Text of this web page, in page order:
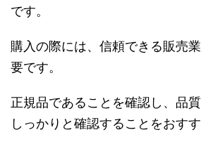
です。
購入の際には、信頼できる販売
要です。
正規品であることを確認し、品
しっかりと確認することをおすす